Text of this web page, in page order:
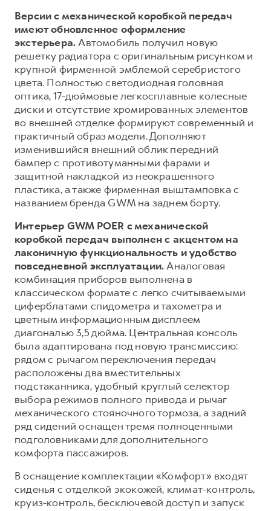
Версии с механической коробкой передач
имеют обновленное оформление
экстерьера.Автомобиль получил новую
решетку радиатора с оригинальным рисунком и
крупной фирменной эмблемой серебристого
цвета. Полностью светодиодная головная
оптика, 17-дюймовые легкосплавные колесные
диски и отсутствие хромированных элементов
во внешней отделке формируют современный и
практичный образ модели. Дополняют
изменившийся внешний облик передний
бампер с противотуманными фарами и
защитной накладкой из неокрашенного
пластика, а также фирменная выштамповка с
названием бренда GWM на заднем борту.
Интерьер GWM POER с механической
коробкой передач выполнен с акцентом на
лаконичную функциональность и удобство
повседневной эксплуатации.Аналоговая
комбинация приборов выполнена в
классическом формате с легко считываемыми
циферблатами спидометра и тахометра и
цветным информационным дисплеем
диагональю 3,5 дюйма. Центральная консоль
была адаптирована под новую трансмиссию:
рядом с рычагом переключения передач
расположены два вместительных
подстаканника, удобный круглый селектор
выбора режимов полного привода и рычаг
механического стояночного тормоза, а задний
ряд сидений оснащен тремя полноценными
подголовниками для дополнительного
комфорта пассажиров.
В оснащение комплектации «Комфорт» входят
сиденья с отделкой экокожей, климат-контроль,
круиз-контроль, бесключевой доступ и запуск